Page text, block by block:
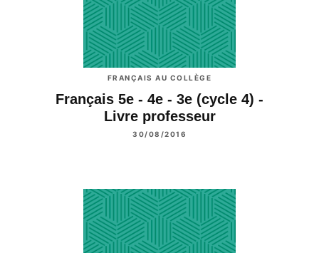
FRANÇAIS AU COLLÈGE
Français 5e - 4e - 3e (cycle 4) -
Livre professeur
30/08/2016